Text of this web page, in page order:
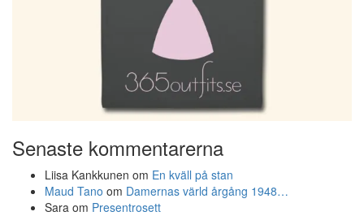
Senaste kommentarerna
Liisa Kankkunen om En kväll på stan
Maud Tano om Damernas värld årgång 1948…
Sara om Presentrosett